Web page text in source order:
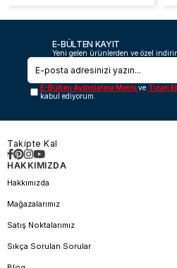
E-BÜLTEN KAYIT
Yeni gelen ürünlerden ve özel
E-Bülten Aydınlatma Metnive Ticari
kabul ediyorum.
Takipte Kal
HAKKIMIZDA
Hakkımızda
Mağazalarımız
Satış Noktalarımız
Sıkça Sorulan Sorular